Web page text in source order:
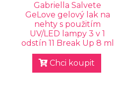
Gabriella Salvete
GeLove gelový lak na
nehty s použitím
UV/LED lampy 3 v 1
odstín 11 Break Up 8 ml
Chci koupit